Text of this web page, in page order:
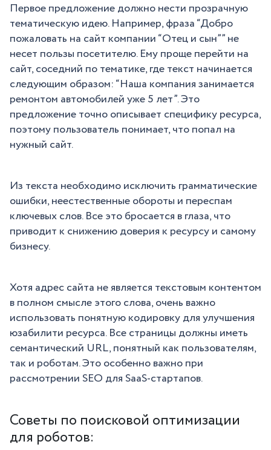
Первое предложение должно нести прозрачную
тематическую идею. Например, фраза “Добро
пожаловать на сайт компании “Отец и сын”” не
несет пользы посетителю. Ему проще перейти на
сайт, соседний по тематике, где текст начинается
следующим образом: “Наша компания занимается
ремонтом автомобилей уже 5 лет”. Это
предложение точно описывает специфику ресурса,
поэтому пользователь понимает, что попал на
нужный сайт.
Из текста необходимо исключить грамматические
ошибки, неестественные обороты и переспам
ключевых слов. Все это бросается в глаза, что
приводит к снижению доверия к ресурсу и самому
бизнесу.
Хотя адрес сайта не является текстовым контентом
в полном смысле этого слова, очень важно
использовать понятную кодировку для улучшения
юзабилити ресурса. Все страницы должны иметь
семантический URL, понятный как пользователям,
так и роботам. Это особенно важно при
рассмотрении SEO для SaaS-стартапов.
Советы по поисковой оптимизации
для роботов: